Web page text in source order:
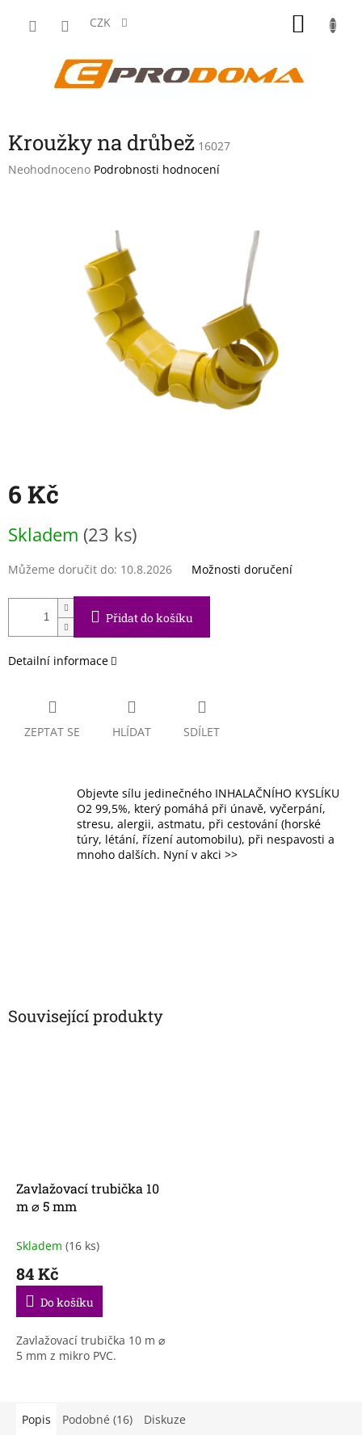
CZK
Kroužky na drůbež 16027
Průměrné
Neohodnoceno Podrobnosti hodnocení
6 Kč
cena:
Skladem (23 ks)
Můžeme doručit do: 10.8.2026 Možnosti doručení
Přidat do košíku
Detailní informace
ZEPTAT SE HLÍDAT SDÍLET
Objevte sílu jedinečného INHALAČNÍHO KYSLÍKU
O2 99,5%, který pomáhá při únavě, vyčerpání,
stresu, alergii, astmatu, při cestování (horské
túry, létání, řízení automobilu), při nespavosti a
mnoho dalších. Nyní v akci >>
Související produkty
Zavlažovací trubička 10
m ⌀ 5 mm
Skladem (16 ks)
84 Kč
Do košíku
Zavlažovací trubička 10 m ⌀
5 mm z mikro PVC.
Popis Podobné (16) Diskuze